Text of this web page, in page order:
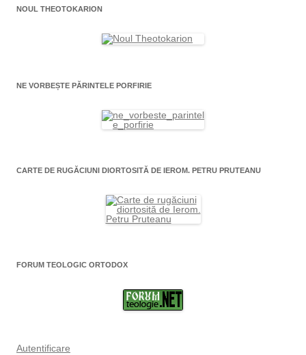
NOUL THEOTOKARION
NE VORBEȘTE PĂRINTELE PORFIRIE
CARTE DE RUGĂCIUNI DIORTOSITĂ DE IEROM. PETRU PRUTEANU
FORUM TEOLOGIC ORTODOX
Autentificare